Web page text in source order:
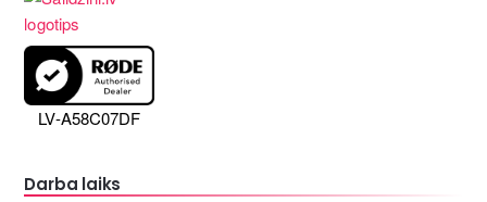
LV-A58C07DF
Darba laiks